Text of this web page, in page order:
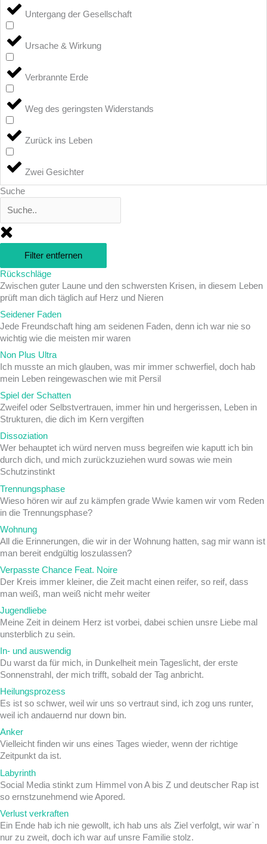
Untergang der Gesellschaft
Ursache & Wirkung
Verbrannte Erde
Weg des geringsten Widerstands
Zurück ins Leben
Zwei Gesichter
Suche
Filter entfernen
Rückschläge
Zwischen guter Laune und den schwersten Krisen, in diesem Leben
prüft man dich täglich auf Herz und Nieren
Seidener Faden
Jede Freundschaft hing am seidenen Faden, denn ich war nie so
wichtig wie die meisten mir waren
Non Plus Ultra
Ich musste an mich glauben, was mir immer schwerfiel, doch hab
mein Leben reingewaschen wie mit Persil
Spiel der Schatten
Zweifel oder Selbstvertrauen, immer hin und hergerissen, Leben in
Strukturen, die dich im Kern vergiften
Dissoziation
Wer behauptet ich würd nerven muss begreifen wie kaputt ich bin
durch dich, und mich zurückzuziehen wurd sowas wie mein
Schutzinstinkt
Trennungsphase
Wieso hören wir auf zu kämpfen grade Wwie kamen wir vom Reden
in die Trennungsphase?
Wohnung
All die Erinnerungen, die wir in der Wohnung hatten, sag mir wann ist
man bereit endgültig loszulassen?
Verpasste Chance Feat. Noire
Der Kreis immer kleiner, die Zeit macht einen reifer, so reif, dass
man weiß, man weiß nicht mehr weiter
Jugendliebe
Meine Zeit in deinem Herz ist vorbei, dabei schien unsre Liebe mal
unsterblich zu sein.
In- und auswendig
Du warst da für mich, in Dunkelheit mein Tageslicht, der erste
Sonnenstrahl, der mich trifft, sobald der Tag anbricht.
Heilungsprozess
Es ist so schwer, weil wir uns so vertraut sind, ich zog uns runter,
weil ich andauernd nur down bin.
Anker
Vielleicht finden wir uns eines Tages wieder, wenn der richtige
Zeitpunkt da ist.
Labyrinth
Social Media stinkt zum Himmel von A bis Z und deutscher Rap ist
so ernstzunehmend wie Apored.
Verlust verkraften
Ein Ende hab ich nie gewollt, ich hab uns als Ziel verfolgt, wir war`n
nur zu zweit, doch ich war auf unsre Familie stolz.